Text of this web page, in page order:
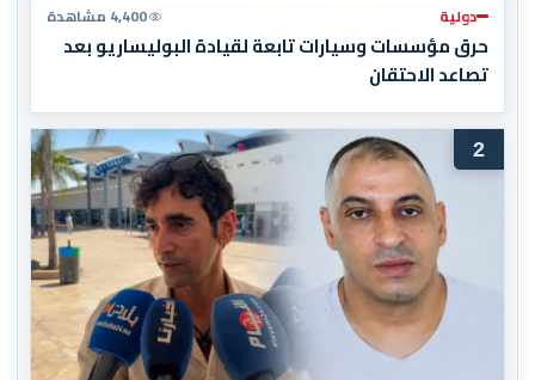
دولية 4,400 مشاهدة
حرق مؤسسات وسيارات تابعة لقيادة البوليساريو بعد
تصاعد الاحتقان
2